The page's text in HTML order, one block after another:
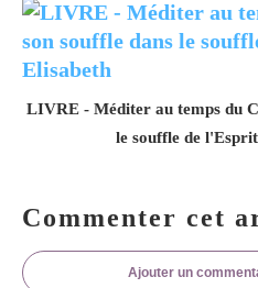
LIVRE - Méditer au temps du
le souffle de
Commenter cet
Ajouter un